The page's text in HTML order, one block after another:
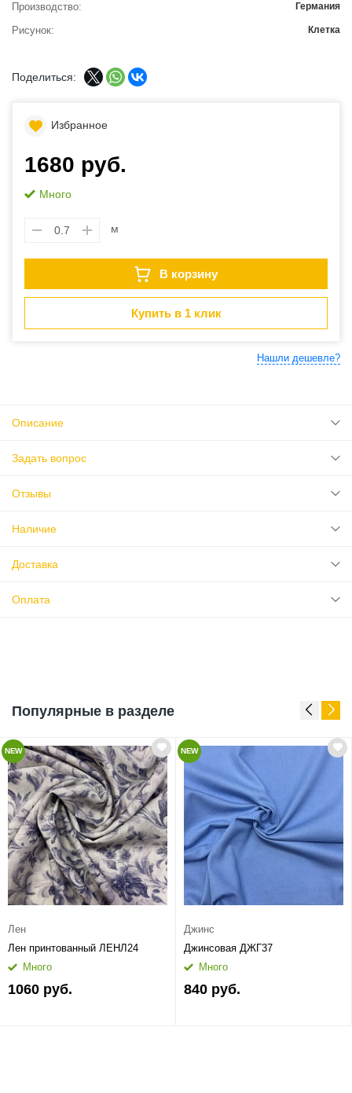
Производство Германия
Рисунок Клетка
Поделиться:
Избранное
1680 руб.
Много
м
В корзину
Купить в 1 клик
Нашли дешевле?
Описание
Задать вопрос
Отзывы
Наличие
Доставка
Оплата
Популярные в разделе
NEW
Лен
Лен принтованный ЛЕНЛ24
Много
1060 руб.
NEW
Джинс
Джинсовая ДЖГ37
Много
840 руб.